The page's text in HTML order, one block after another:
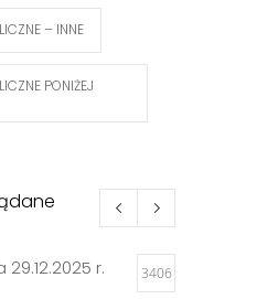
– INNE
PONIŻEJ
r. 3406